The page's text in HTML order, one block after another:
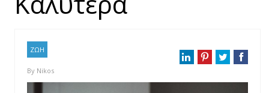
ΖΩΗ
By Nikos